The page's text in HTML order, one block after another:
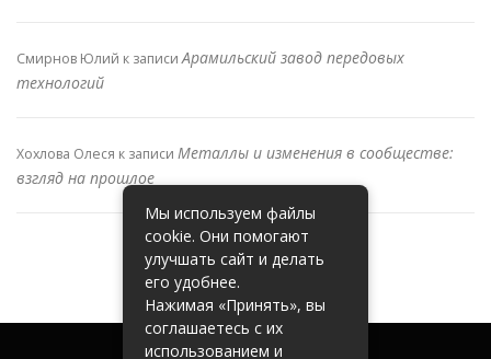
Смирнов Юлий к записиАрамильский завод передовых
технологий
Хохлова Олеся к записи Металлы и изменения в сообществе:
взгляд на прошлое
Мы используем файлы
cookie. Они помогают
улучшать сайт и делать
его удобнее.
Нажимая «Принять», вы
соглашаетесь с их
использованием и